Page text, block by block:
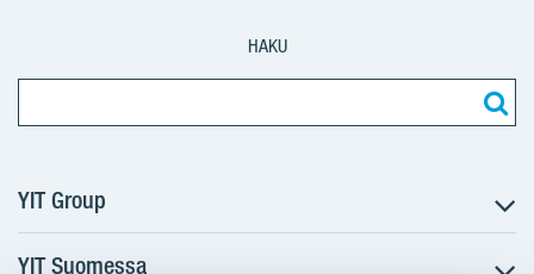
HAKU
YIT Group
Tietoa YIT:stä
YIT Suomessa